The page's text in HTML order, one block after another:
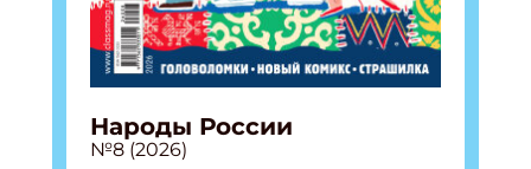
Народы России
№8 (2026)